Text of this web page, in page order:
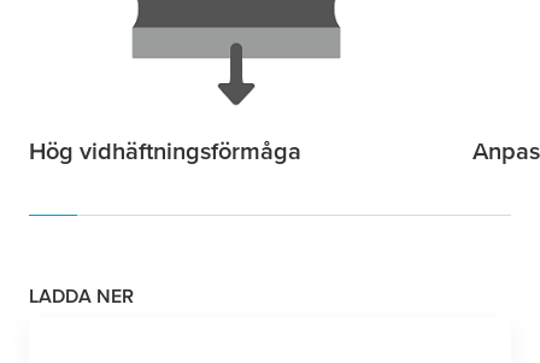
Hög vidhäftningsförmåga
LADDA NER